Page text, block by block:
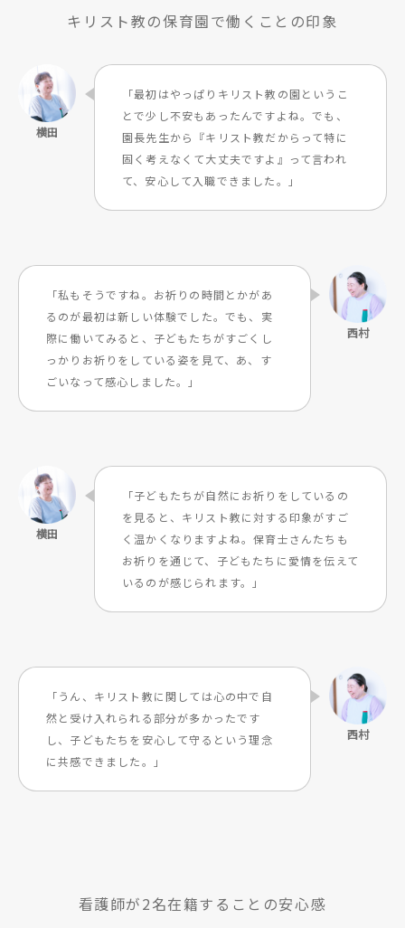
キリスト教の保育園で働くことの印象
「最初はやっぱりキリスト教の園というこ
とで少し不安もあったんですよね。でも、
園長先生から『キリスト教だからって特に
固く考えなくて大丈夫ですよ』って言われ
て、安心して入職できました。」
「私もそうですね。お祈りの時間とかがあ
るのが最初は新しい体験でした。でも、実
際に働いてみると、子どもたちがすごくし
っかりお祈りをしている姿を見て、あ、す
ごいなって感心しました。」
「子どもたちが自然にお祈りをしているの
を見ると、キリスト教に対する印象がすご
く温かくなりますよね。保育士さんたちも
お祈りを通じて、子どもたちに愛情を伝えて
いるのが感じられます。」
「うん、キリスト教に関しては心の中で自
然と受け入れられる部分が多かったです
し、子どもたちを安心して守るという理念
に共感できました。」
看護師が2名在籍することの安心感